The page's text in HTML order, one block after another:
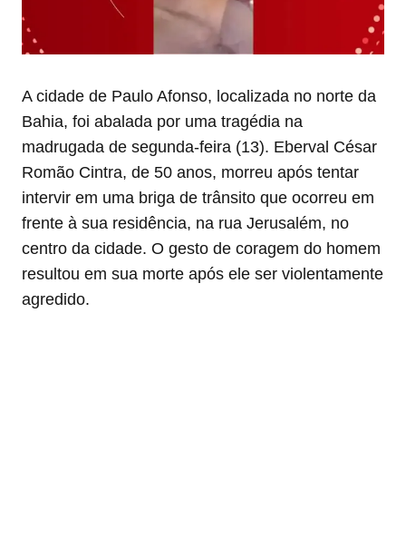
A cidade de Paulo Afonso, localizada no norte da
Bahia, foi abalada por uma tragédia na
madrugada de segunda-feira (13). Eberval César
Romão Cintra, de 50 anos, morreu após tentar
intervir em uma briga de trânsito que ocorreu em
frente à sua residência, na rua Jerusalém, no
centro da cidade. O gesto de coragem do homem
resultou em sua morte após ele ser violentamente
agredido.